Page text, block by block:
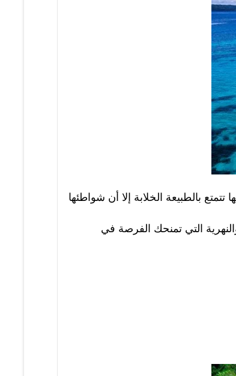
بالطبيعة الخلابة إلا أن شواطئها
التي تمنحك الفرصة في